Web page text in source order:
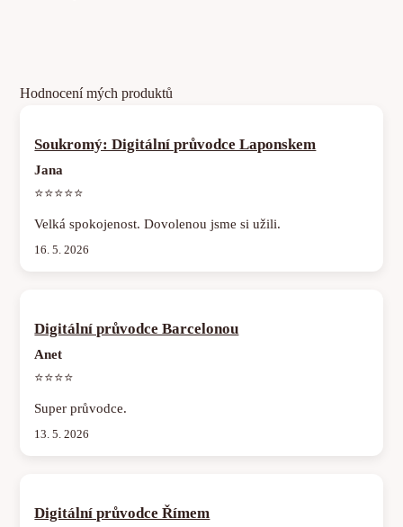
Hodnocení mých produktů
Soukromý: Digitální průvodce Laponskem
Jana
⭐⭐⭐⭐⭐
Velká spokojenost. Dovolenou jsme si užili.
16. 5. 2026
Digitální průvodce Barcelonou
Anet
⭐⭐⭐⭐
Super průvodce.
13. 5. 2026
Digitální průvodce Římem